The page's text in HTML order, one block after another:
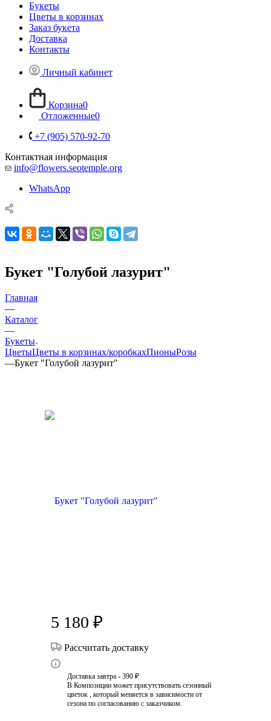
Букеты
Цветы в корзинах
Заказ букета
Доставка
Контакты
Личный кабинет
Корзина0
Отложенные0
+7 (905) 570-92-70
Контактная информация
info@flowers.seotemple.org
WhatsApp
Букет "Голубой лазурит"
Главная
—
Каталог
—
Букеты
ЦветыЦветы в корзинах/коробкахПионыРозы
—Букет "Голубой лазурит"
5 180 ₽
Рассчитать доставку
Доставка завтра - 390 ₽
В Композиции может присутствовать сезонный
цветок , который меняется в зависимости от
сезона по согласованию с заказчиком.